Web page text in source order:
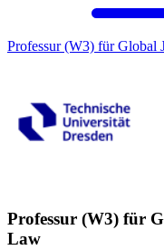
Professur (W3) für Global
Professur (W3) für
Law